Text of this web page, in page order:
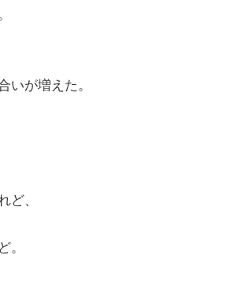
いが増えた。
ど、
。